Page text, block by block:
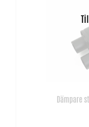
Dämpare